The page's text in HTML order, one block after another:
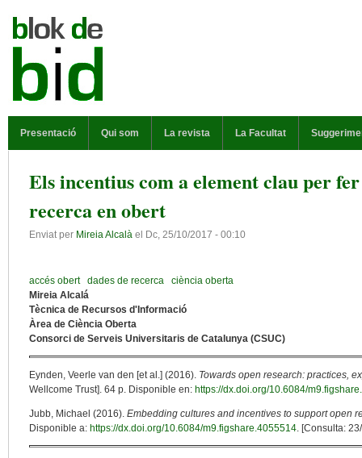
Presentació Qui som La revista La Facultat
Els incentius com a element clau per
recerca en obert
Enviat per Mireia Alcalà el Dc, 25/10/2017 - 00:10
accés obert dades de recerca
ciència oberta
Mireia Alcalá
Tècnica de Recursos d'Informació
Àrea de Ciència Oberta
Consorci de Serveis Universitaris de Catalunya (CSUC)
Eynden, Veerle van den [et al.] (2016). Towards open research: practices,
Wellcome Trust]. 64 p. Disponible en: https://dx.doi.org/10.6084/
Jubb, Michael (2016). Embedding cultures and incentives to support open
Disponible a: https://dx.doi.org/10.6084/m9.figshare.4055514. [Consulta: